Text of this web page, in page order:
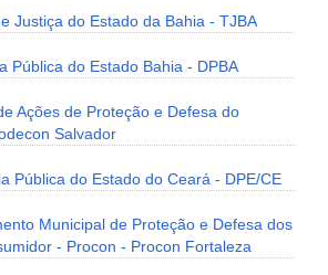
Justiça do Estado da Bahia - TJBA
Pública do Estado Bahia - DPBA
Ações de Proteção e Defesa do
Salvador
Pública do Estado do Ceará - DPE/CE
Municipal de Proteção e Defesa dos
- Procon - Procon Fortaleza